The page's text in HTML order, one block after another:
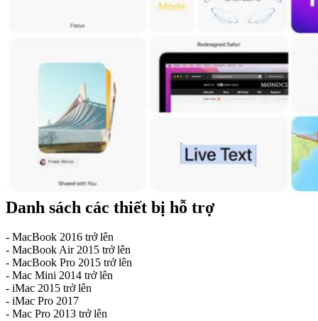
Danh sách các thiết bị hỗ trợ
- MacBook 2016 trở lên
- MacBook Air 2015 trở lên
- MacBook Pro 2015 trở lên
- Mac Mini 2014 trở lên
- iMac 2015 trở lên
- iMac Pro 2017
- Mac Pro 2013 trở lên